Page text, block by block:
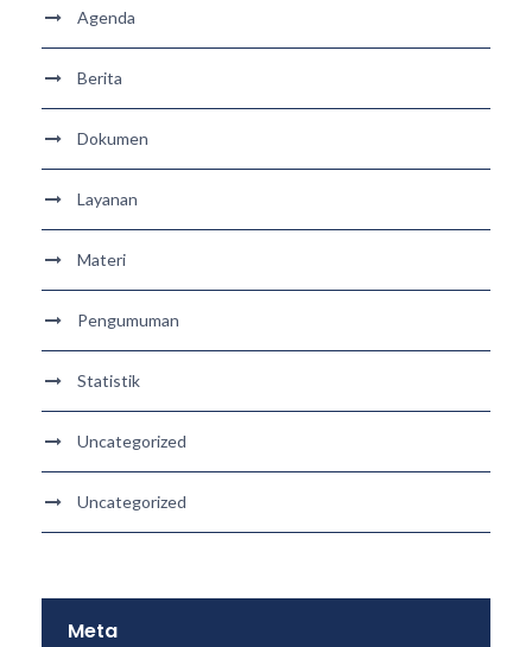
Agenda
Berita
Dokumen
Layanan
Materi
Pengumuman
Statistik
Uncategorized
Uncategorized
Meta